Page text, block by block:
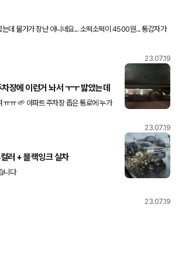
... 통감자가
벌하네요 ㄷㄷ
23.07.19
장에 이런거 놔서 ㅜㅜ 밟았는데
ㅠㅠ 🌱 아파트 주차장 좁은 통로에 누가
밑에가 다 까지고 + 파였어요… ❤️‍🩹 이
흑.. 🥹🥹🥹🥹🥹�
23.07.19
러 + 블랙잉크 실차
니다
23.07.19